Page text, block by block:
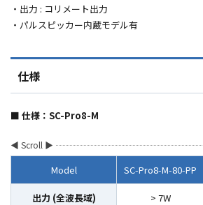
・出力 : コリメート出力
・パルスピッカー内蔵モデル有
仕様
■ 仕様：SC-Pro8-M
Model SC-Pro8-M-80-PP
出力 (全波長域) > 7W